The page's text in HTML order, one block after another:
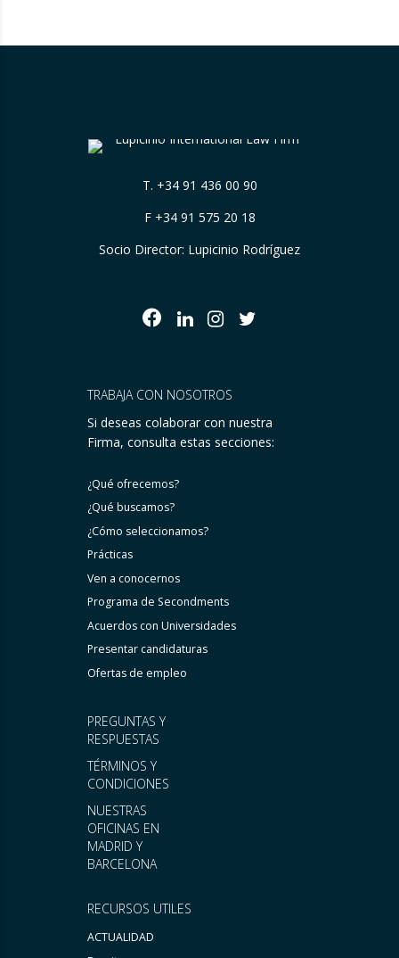
T. +34 91 436 00 90
F +34 91 575 20 18
Socio Director: Lupicinio Rodríguez
RECURSOS UTILES
ACTUALIDAD
PREGUNTAS Y
RESPUESTAS
TÉRMINOS Y
CONDICIONES
NUESTRAS
OFICINAS EN
MADRID Y
BARCELONA
TRABAJA CON NOSOTROS
Si deseas colaborar con nuestra
Firma, consulta estas secciones:
¿Qué ofrecemos?
¿Qué buscamos?
¿Cómo seleccionamos?
Prácticas
Ven a conocernos
Programa de Secondments
Acuerdos con Universidades
Presentar candidaturas
Ofertas de empleo